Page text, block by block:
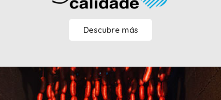
Descubre más